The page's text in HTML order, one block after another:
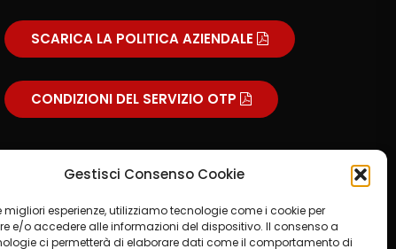
Gestisci Consenso Cookie
migliori esperienze, utilizziamo tecnologie come i cookie per
e/o accedere alle informazioni del dispositivo. Il consenso a
ci permetterà di elaborare dati come il comportamento di
SCARICA LA POLITICA AZIENDALE
CONDIZIONI DEL SERVIZIO OTP